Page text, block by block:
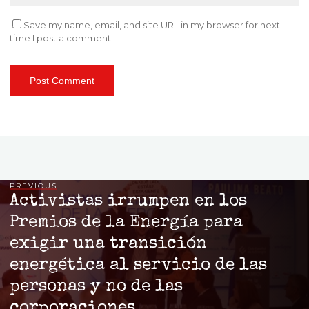
Save my name, email, and site URL in my browser for next
time I post a comment.
PREVIOUS
Activistas irrumpen en los
Premios de la Energía para
exigir una transición
energética al servicio de las
personas y no de las